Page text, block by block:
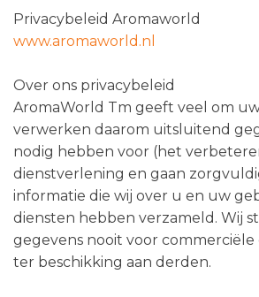
Privacybeleid Aromaworld
www.aromaworld.nl
Over ons privacybeleid
AromaWorld Tm geeft veel om
verwerken daarom uitsluitend
nodig hebben voor (het
dienstverlening en gaan
informatie die wij over u en uw
diensten hebben verzameld. Wij
gegevens nooit voor
ter beschikking aan derden.